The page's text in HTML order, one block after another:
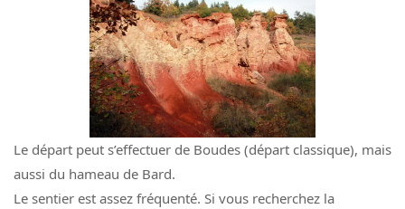
Le départ peut s’effectuer de Boudes (départ classique), mais
aussi du hameau de Bard.
Le sentier est assez fréquenté. Si vous recherchez la